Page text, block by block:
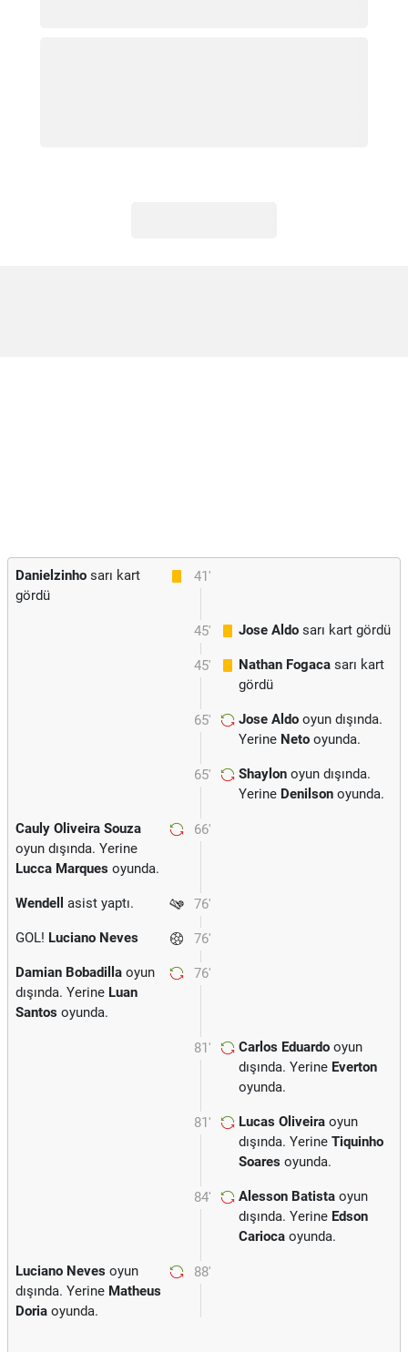
41'
Danielzinho sarı kart
gördü
45' Jose Aldo sarı kart gördü
45' Nathan Fogaca sarı kart
gördü
65' Jose Aldo oyun dışında.
Yerine Neto oyunda.
65' Shaylon oyun dışında.
Yerine Denilson oyunda.
66'
Cauly Oliveira Souza
oyun dışında. Yerine
Lucca Marques oyunda.
76'
Wendell asist yaptı.
76'
GOL! Luciano Neves
76'
Damian Bobadilla oyun
dışında. Yerine Luan
Santos oyunda.
81' Carlos Eduardo oyun
dışında. Yerine Everton
oyunda.
81' Lucas Oliveira oyun
dışında. Yerine Tiquinho
Soares oyunda.
84' Alesson Batista oyun
dışında. Yerine Edson
Carioca oyunda.
88'
Luciano Neves oyun
dışında. Yerine Matheus
Doria oyunda.